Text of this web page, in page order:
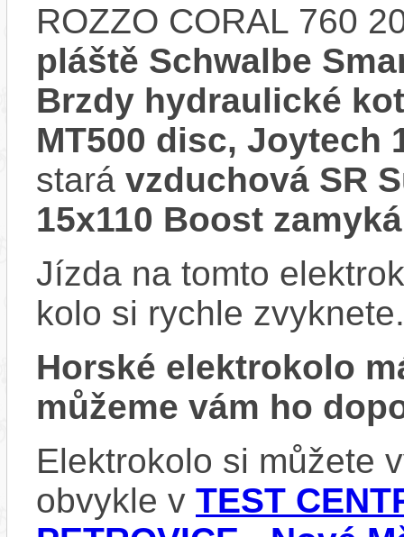
ROZZO CORAL 760
pláště Schwalbe
Brzdy hydraulické
MT500 disc, Joytech
stará vzduchová SR
15x110 Boost
Jízda na tomto
kolo si rychle zvyknete.
Horské elektrokolo
můžeme vám ho
Elektrokolo si můžete
obvykle v TEST